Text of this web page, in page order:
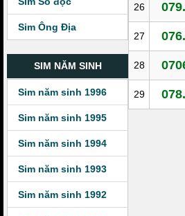
Sim Ông Địa
SIM NĂM SINH
Sim năm sinh 1996
Sim năm sinh 1995
Sim năm sinh 1994
Sim năm sinh 1993
Sim năm sinh 1992
26
27
28
29